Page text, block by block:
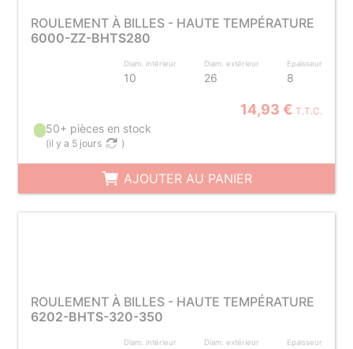
ROULEMENT À BILLES - HAUTE TEMPÉRATURE
6000-ZZ-BHTS280
Diam. intérieur
10
Diam. extérieur
26
Epaisseur
8
14,93 € T.T.C.
50+ pièces en stock
(il y a 5 jours )
AJOUTER AU PANIER
ROULEMENT À BILLES - HAUTE TEMPÉRATURE
6202-BHTS-320-350
Diam. intérieur Diam. extérieur Epaisseur